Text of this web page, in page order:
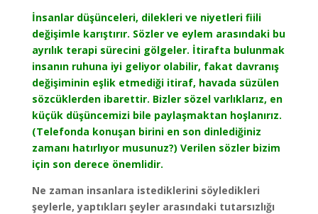
İnsanlar düşünceleri, dilekleri ve niyetleri fiili
değişimle karıştırır. Sözler ve eylem arasındaki bu
ayrılık terapi sürecini gölgeler. İtirafta bulunmak
insanın ruhuna iyi geliyor olabilir, fakat davranış
değişiminin eşlik etmediği itiraf, havada süzülen
sözcüklerden ibarettir. Bizler sözel varlıklarız, en
küçük düşüncemizi bile paylaşmaktan hoşlanırız.
(Telefonda konuşan birini en son dinlediğiniz
zamanı hatırlıyor musunuz?) Verilen sözler bizim
için son derece önemlidir.
Ne zaman insanlara istediklerini söyledikleri
şeylerle, yaptıkları şeyler arasındaki tutarsızlığı